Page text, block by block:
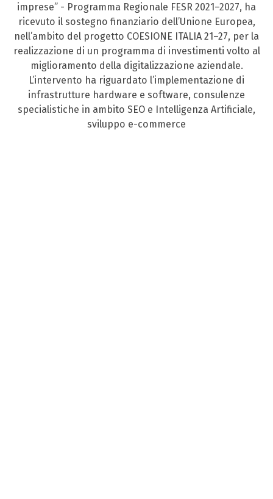
imprese” - Programma Regionale FESR 2021–2027, ha
ricevuto il sostegno finanziario dell’Unione Europea,
nell’ambito del progetto COESIONE ITALIA 21–27, per la
realizzazione di un programma di investimenti volto al
miglioramento della digitalizzazione aziendale.
L’intervento ha riguardato l’implementazione di
infrastrutture hardware e software, consulenze
specialistiche in ambito SEO e Intelligenza Artificiale,
sviluppo e-commerce